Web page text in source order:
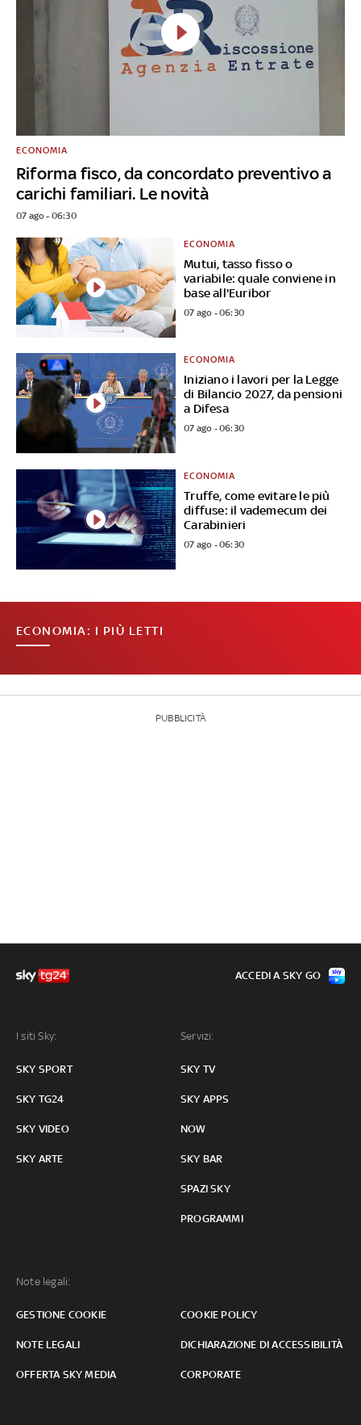
Riforma fisco, da concordato preventivo a
carichi familiari. Le novità
ECONOMIA
07 ago - 06:30
Mutui, tasso fisso o
variabile: quale conviene in
base all'Euribor
ECONOMIA
07 ago - 06:30
Iniziano i lavori per la Legge
di Bilancio 2027, da pensioni
a Difesa
ECONOMIA
07 ago - 06:30
Truffe, come evitare le più
diffuse: il vademecum dei
Carabinieri
ECONOMIA
07 ago - 06:30
ECONOMIA: I PIÙ LETTI
PUBBLICITÀ
I siti Sky:
SKY SPORT
SKY TG24
SKY VIDEO
SKY ARTE
Servizi:
SKY TV
SKY APPS
NOW
SKY BAR
SPAZI SKY
PROGRAMMI
Note legali:
GESTIONE COOKIE COOKIE POLICY
NOTE LEGALI DICHIARAZIONE DI ACCESSIBILITÀ
OFFERTA SKY MEDIA CORPORATE
ACCEDI A SKY GO